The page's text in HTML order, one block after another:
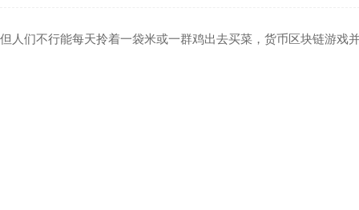
但人们不行能每天拎着一袋米或一群鸡出去买菜，货币区块链游戏